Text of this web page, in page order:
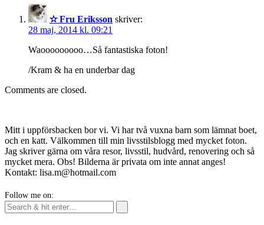
✫ Fru Eriksson skriver:
28 maj, 2014 kl. 09:21
Waooooooooo…Så fantastiska foton!
/Kram & ha en underbar dag
Comments are closed.
Mitt i uppförsbacken bor vi. Vi har två vuxna barn som lämnat boet,
och en katt. Välkommen till min livsstilsblogg med mycket foton.
Jag skriver gärna om våra resor, livsstil, hudvård, renovering och så
mycket mera. Obs! Bilderna är privata om inte annat anges!
Kontakt: lisa.m@hotmail.com
Follow me on: